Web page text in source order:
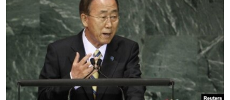
КУЛЬТУРА
КАЛЯНДАР
НА ХВАЛЯХ СВАБОДЫ